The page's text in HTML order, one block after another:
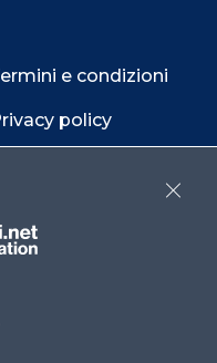
e condizioni
policy
di
Center